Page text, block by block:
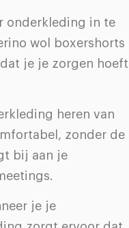
onderkleding in te
wol boxershorts
je je zorgen hoeft
heren van
zonder de
bij aan je
je je